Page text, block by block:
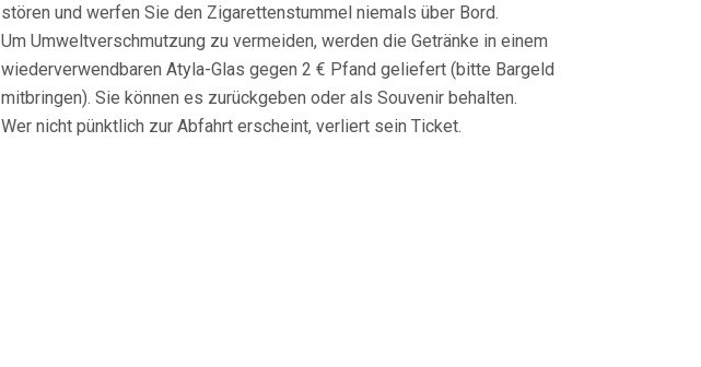
stören und werfen Sie den Zigarettenstummel niemals über Bord.
Um Umweltverschmutzung zu vermeiden, werden die Getränke in einem
wiederverwendbaren Atyla-Glas gegen 2 € Pfand geliefert (bitte Bargeld
mitbringen). Sie können es zurückgeben oder als Souvenir behalten.
Wer nicht pünktlich zur Abfahrt erscheint, verliert sein Ticket.